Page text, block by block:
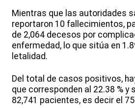
Mientras que las autoridades
reportaron 10 fallecimientos,
de 2,064 decesos por
enfermedad, lo que sitúa en
letalidad.
Del total de casos positivos,
que corresponden al 22.38 % y
82,741 pacientes, es decir el